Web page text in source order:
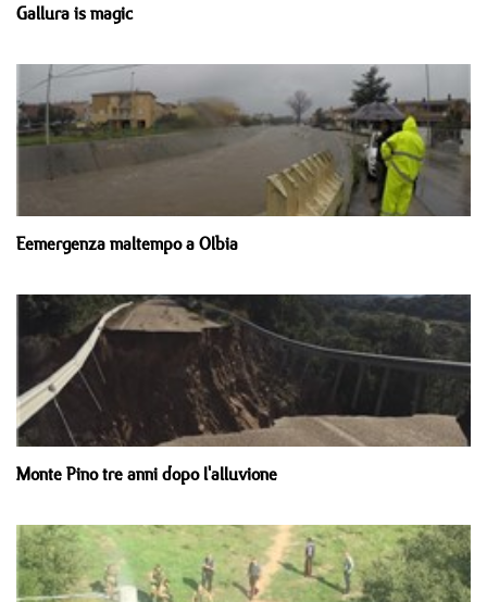
Gallura is magic
Eemergenza maltempo a Olbia
Monte Pino tre anni dopo l'alluvione